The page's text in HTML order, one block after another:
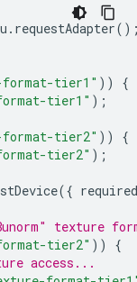
. requestAdapter
tier1" ))
{
tier1" );
tier2" ))
{
tier2" );
({
texture
tier2" ))
{
access...